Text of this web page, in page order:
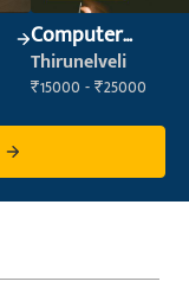
Computer
Operator
Thirunelveli
₹15000 - ₹25000